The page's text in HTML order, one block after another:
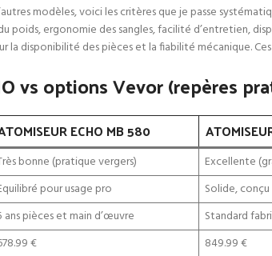
modèles, voici les critères que je passe
ergonomie des sangles, facilité d’entretien,
la disponibilité des pièces et la fiabilité mécanique.
vs options Vevor (repères
ECHO MB 580
bonne (pratique vergers) Excellente
pour usage pro Solide,
ans pièces et main d’œuvre Standard
€ 849.99 €